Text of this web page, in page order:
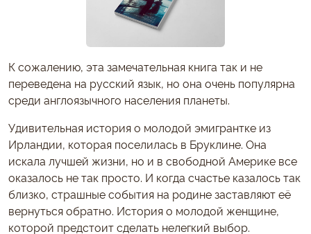
К сожалению, эта замечательная книга так и не
переведена на русский язык, но она очень популярна
среди англоязычного населения планеты.
Удивительная история о молодой эмигрантке из
Ирландии, которая поселилась в Бруклине. Она
искала лучшей жизни, но и в свободной Америке все
оказалось не так просто. И когда счастье казалось так
близко, страшные события на родине заставляют её
вернуться обратно. История о молодой женщине,
которой предстоит сделать нелегкий выбор.